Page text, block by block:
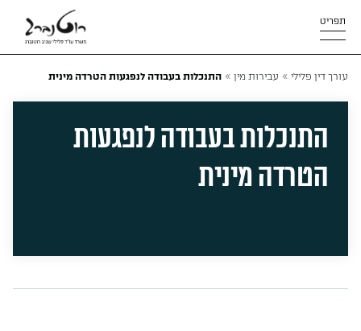
תפריט
עורך דין פלילי » עבירות מין » התנכלות בעבודה לנפגעות הטרדה מינית
התנכלות בעבודה לנפגעות
הטרדה מינית